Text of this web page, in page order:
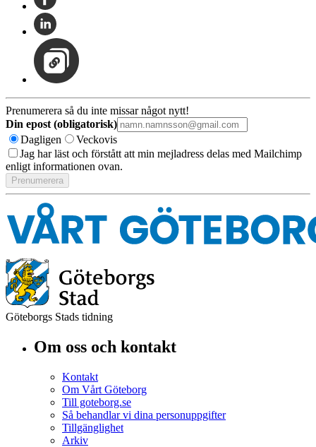
Prenumerera så du inte missar något nytt!
Din epost (obligatorisk)
Dagligen
Veckovis
Jag har läst och förstått att min mejladress delas med Mailchimp
enligt informationen ovan.
Göteborgs Stads tidning
Om oss och kontakt
Kontakt
Om Vårt Göteborg
Till goteborg.se
Så behandlar vi dina personuppgifter
Tillgänglighet
Arkiv